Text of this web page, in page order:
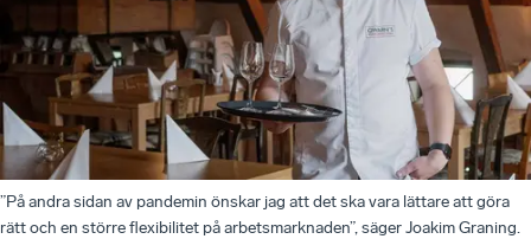
”På andra sidan av pandemin önskar jag att det ska vara lättare att göra
rätt och en större flexibilitet på arbetsmarknaden”, säger Joakim Graning.